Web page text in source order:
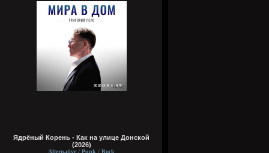
Ядрёный Корень - Как на улице Донской
(2026)
Alternative / Punk / Rock